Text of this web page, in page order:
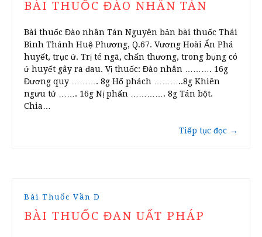
BÀI THUỐC ĐÀO NHÂN TÁN
Bài thuốc Đào nhân Tán Nguyên bản bài thuốc Thái
Bình Thánh Huệ Phương, Q.67. Vương Hoài Ẩn Phá
huyết, trục ứ. Trị té ngã, chấn thương, trong bụng có
ứ huyết gây ra đau. Vị thuốc: Đào nhân ………. 16g
Đương quy ………. 8g Hổ phách ………..8g Khiên
ngưu tử ……. 16g Nị phấn …………. 8g Tán bột.
Chia…
Tiếp tục đọc →
Bài Thuốc Vần D
BÀI THUỐC ĐAN UẤT PHÁP